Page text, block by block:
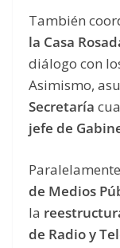
También
la Casa
diálogo con
Asimismo,
Secretaría
jefe de
de Medios
la
de Radio y